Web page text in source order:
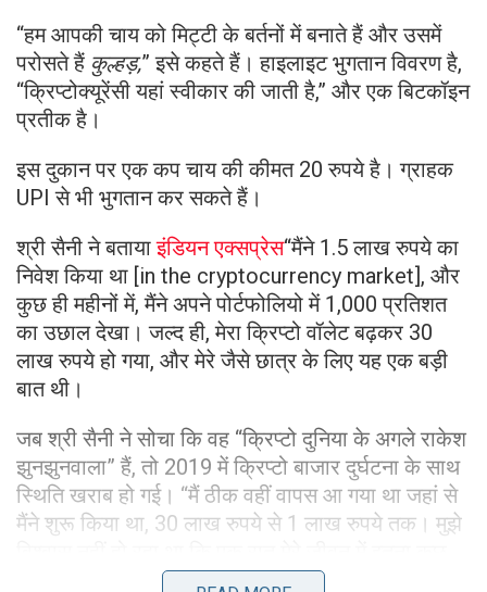
“हम आपकी चाय को मिट्टी के बर्तनों में बनाते हैं और उसमें
परोसते हैं कुल्हड़,” इसे कहते हैं। हाइलाइट भुगतान विवरण है,
“क्रिप्टोक्यूरेंसी यहां स्वीकार की जाती है,” और एक बिटकॉइन
प्रतीक है।
इस दुकान पर एक कप चाय की कीमत 20 रुपये है। ग्राहक
UPI से भी भुगतान कर सकते हैं।
श्री सैनी ने बतायाइंडियन एक्सप्रेस“मैंने 1.5 लाख रुपये का
निवेश किया था [in the cryptocurrency market], और
कुछ ही महीनों में, मैंने अपने पोर्टफोलियो में 1,000 प्रतिशत
का उछाल देखा। जल्द ही, मेरा क्रिप्टो वॉलेट बढ़कर 30
लाख रुपये हो गया, और मेरे जैसे छात्र के लिए यह एक बड़ी
बात थी।
जब श्री सैनी ने सोचा कि वह “क्रिप्टो दुनिया के अगले राकेश
झुनझुनवाला” हैं, तो 2019 में क्रिप्टो बाजार दुर्घटना के साथ
स्थिति खराब हो गई। “मैं ठीक वहीं वापस आ गया था जहां से
मैंने शुरू किया था, 30 लाख रुपये से 1 लाख रुपये तक। मुझे